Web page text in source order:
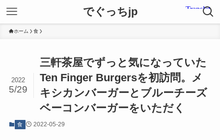
でぐっちjp
ホーム 食
三軒茶屋でずっと気になっていた
Ten Finger Burgersを初訪問。メ
キシカンバーガーとブルーチーズ
ベーコンバーガーをいただく
2022
5/29
食 2022-05-29